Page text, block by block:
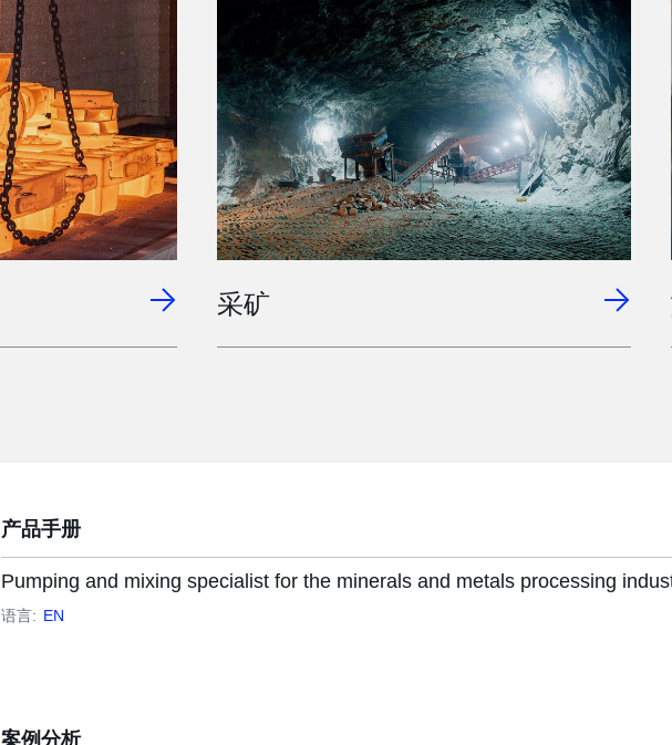
采矿
产品手册
Pumping and mixing specialist for the minerals and metals processing
语言: EN
案例分析